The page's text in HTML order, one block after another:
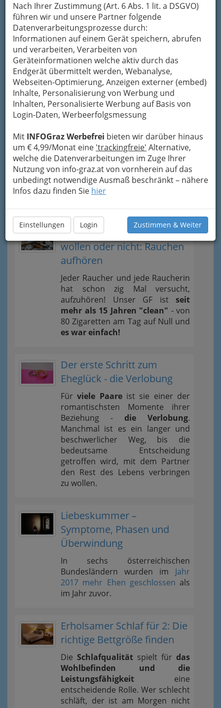
Nach Ihrer Zustimmung (Art. 6 Abs. 1 lit. a DSGVO)
führen wir und unsere Partner folgende
Datenverarbeitungsprozesse durch:
Informationen auf einem Gerät speichern, abrufen
und verarbeiten, Verarbeiten von
Geräteinformationen welche aktiv durch das
Endgerät übermittelt werden, Webanalyse,
Webseiten-Optimierung, Anzeigen externer (embed)
Inhalte, Personalisierung von Werbung und
Inhalten, Personalisierte Werbung auf Basis von
Login-Daten, Werbeerfolgsmessung
Mit INFOGraz Werbefrei bieten wir darüber hinaus
um € 4,99/Monat eine 'trackingfreie' Alternative,
welche die Datenverarbeitungen im Zuge Ihrer
Nutzung von info-graz.at von vornherein auf das
unbedingt notwendige Ausmaß beschränkt – nähere
Infos dazu finden Sie hier
Einstellungen Login Zustimmen & Weiter
So gliedert die WKO
Futtermittelerzeuger in Graz
bzw. der Steiermark
Getreidemüller
Lohnmüller
Speiseölerzeuger
Tipps
News und Wissenswertes
Weg vom Rauchen - ob Sie
wollen oder nicht: Rauchen
aufhören
Jeder Raucher und jede Raucherin
hat schon zig Mal versucht,
aufzuhören! Unser GF ist seit
mehr als 15 Jahren "clean" - von
80 Zigaretten am Tag auf Null und
es war einfach!
Der erste Schritt zum
Eheglück - die Verlobung
Fürviele Paareist sie einer der
romantischsten Momente ihrer
Beziehung - die Verlobung.
Manchmal ist es ein langer und
beschwerlicher Weg, bis die
bedeutsame Entscheidung
getroffen wird, mit dem Partner
den Rest des Lebens verbringen
zu wollen.
Liebeskummer –
Symptome, Phasen und
Überwindung
In sechs österreichischen
Bundesländern wurden im Jahr
2017 mehr Ehen geschlossen als
im Jahr zuvor.
Erholsamer Schlaf für 2: Die
richtige Bettgröße finden
Die Schlafqualität spielt für das
Wohlbefinden und die
Leistungsfähigkeit eine
entscheidende Rolle. Wer schlecht
schläft, der ist am Morgen nicht